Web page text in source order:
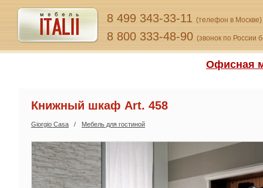
8 499 343-33-11 (телефон в Москве)
8 800 333-48-90 (звонок по России
Офисная
Книжный шкаф Art. 458
Giorgio Сasa Мебель для гостиной